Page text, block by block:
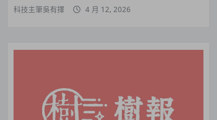
科技主筆吳有擇 4 月 12, 2026